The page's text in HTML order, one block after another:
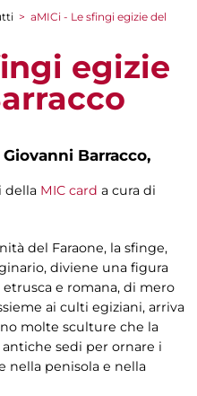
> aMICi - Le sfingi egizie del
egizie
Barracco,
della MIC card a cura di
del Faraone, la sfinge,
diviene una figura
e romana, di mero
ai culti egiziani, arriva
molte sculture che la
sedi per ornare i
nella penisola e nella